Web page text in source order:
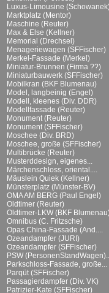
Luxus-Limousine
Marktplatz (Mentor)
Maschine (Reuter)
Max & Else (Kellner)
Memorial (Drechsel)
Menageriewagen (SFFischer)
Merkel-Fassade (Merkel)
Miniatur-Brunnen (Firma ??)
Miniaturbauwerk (SFFischer)
Mobilkran (BKF Blumenau)
Model, langbeinig (Engel)
Modell, kleenes (Div. DDR)
Modellfassade (Reuter)
Monument (Reuter)
Monument (SFFischer)
Moschee (Div. BRD)
Moschee, große (SFFischer)
Multibrücke (Reuter)
Musterddesign, eigenes...
Märchenschloss, oriental....
Mäuslein Quiek (Kellner)
Münsterplatz (Münster-BV)
OMA AM BERG (Paul Engel)
Oldtimer (Reuter)
Oldtimer-LKW (BKF
Omnibus (C. Fritzsche)
Opas China-Fassade (And....
Ozeandampfer (JURI)
Ozeandampfer (SFFischer)
PSW
Parkschloss-Fassade, große...
Parqüt (SFFischer)
Passagierdampfer (Div. VK)
Patrizier-Kate (SFFischer)